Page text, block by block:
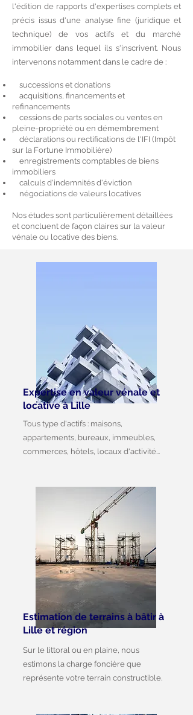
l'édition de rapports d'expertises complets et
précis issus d'une analyse fine (juridique et
technique) de vos actifs et du marché
immobilier dans lequel ils s'inscrivent. Nous
intervenons notamment dans le cadre de :
successions et donations
acquisitions, financements et
refinancements
cessions de parts sociales ou ventes en
pleine-propriété ou en démembrement
déclarations ou rectifications de l'IFI (Impôt
sur la Fortune Immobilière)
enregistrements comptables de biens
immobiliers
calculs d'indemnités d'éviction
négociations de valeurs locatives
​Nos études sont particulièrement détaillées
et concluent de façon claires sur la valeur
vénale ou locative des biens.
Expertise en valeur vénale et
locative à Lille
Tous type d'actifs : maisons,
appartements, bureaux, immeubles,
commerces, hôtels, locaux d'activité...
Estimation de terrains à bâtir à
Lille et région
Sur le littoral ou en plaine, nous
estimons la charge foncière que
représente votre terrain constructible.